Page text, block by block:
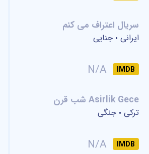
سریال اعتراف می کنم
ایرانی • جنایی
IMDB
N/A
Asirlik Gece شب قرن
ترکی • جنگی
IMDB
N/A